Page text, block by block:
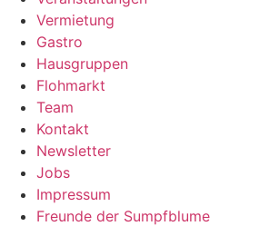
Vermietung
Gastro
Hausgruppen
Flohmarkt
Team
Kontakt
Newsletter
Jobs
Impressum
Freunde der Sumpfblume